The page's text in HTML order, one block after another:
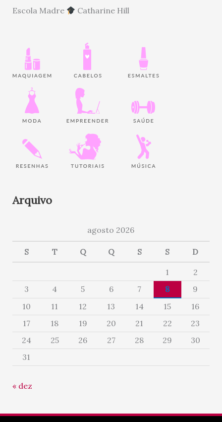
Escola Madre
Catharine Hill
Arquivo
agosto 2026
S T Q Q S S D
1
2
3
4 5 6 7 8
9
10
11 12 13 14 15
16
17
18 19 20 21 22
23
24
25 26 27 28 29
30
31
« dez